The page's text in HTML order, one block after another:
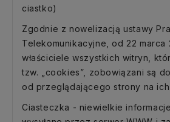
ciastko)
Zgodnie z nowelizacją ustawy
Telekomunikacyjne, od 22 marca
właściciele wszystkich witryn,
tzw. „cookies”, zobowiązani są
od przeglądającego strony na
Ciasteczka - niewielkie